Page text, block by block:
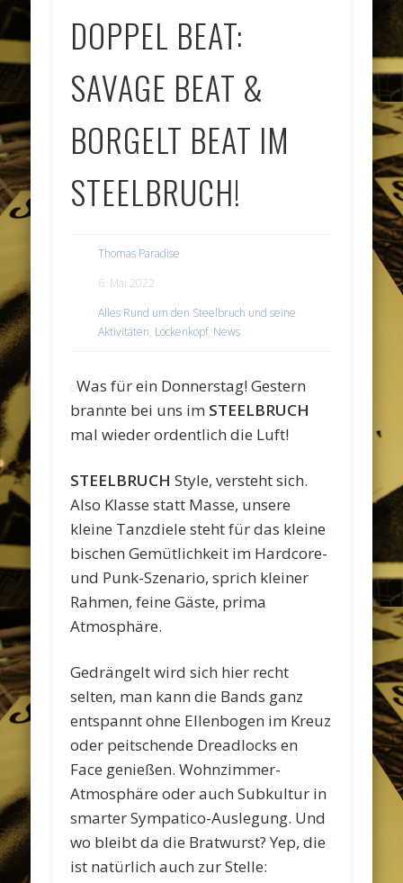
DOPPEL BEAT:
SAVAGE BEAT &
BORGELT BEAT IM
STEELBRUCH!
Thomas Paradise
6. Mai 2022
Alles Rund um den Steelbruch und seine
Aktivitäten, Lockenkopf, News
Was für ein Donnerstag! Gestern
brannte bei uns im STEELBRUCH
mal wieder ordentlich die Luft!
STEELBRUCH Style, versteht sich.
Also Klasse statt Masse, unsere
kleine Tanzdiele steht für das kleine
bischen Gemütlichkeit im Hardcore-
und Punk-Szenario, sprich kleiner
Rahmen, feine Gäste, prima
Atmosphäre.
Gedrängelt wird sich hier recht
selten, man kann die Bands ganz
entspannt ohne Ellenbogen im Kreuz
oder peitschende Dreadlocks en
Face genießen. Wohnzimmer-
Atmosphäre oder auch Subkultur in
smarter Sympatico-Auslegung. Und
wo bleibt da die Bratwurst? Yep, die
ist natürlich auch zur Stelle: